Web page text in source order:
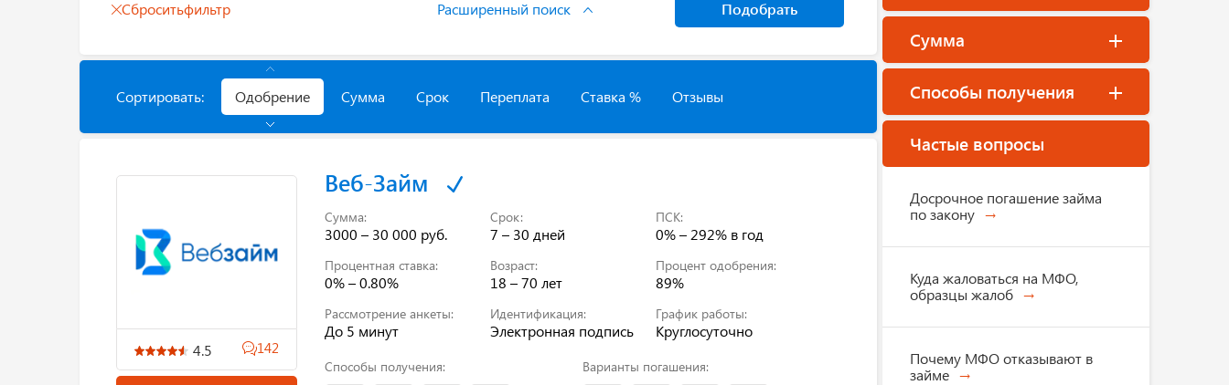
Сброситьфильтр Расширенный поиск Подобрать
Сортировать: Одобрение Сумма Срок Переплата Ставка % Отзывы
4.5 142
Веб-Займ
Сумма:
3000 – 30 000 руб.
Срок:
7 – 30 дней
ПСК:
0% – 292% в год
Процентная ставка:
0% – 0.80%
Возраст:
18 – 70 лет
Процент одобрения:
89%
Рассмотрение анкеты:
До 5 минут
Идентификация:
Электронная подпись
График работы:
Круглосуточно
Способы получения: Варианты погашения:
Сумма
Способы получения
Частые вопросы
Досрочное погашение займа
по закону
Куда жаловаться на МФО,
образцы жалоб
Почему МФО отказывают в
займе